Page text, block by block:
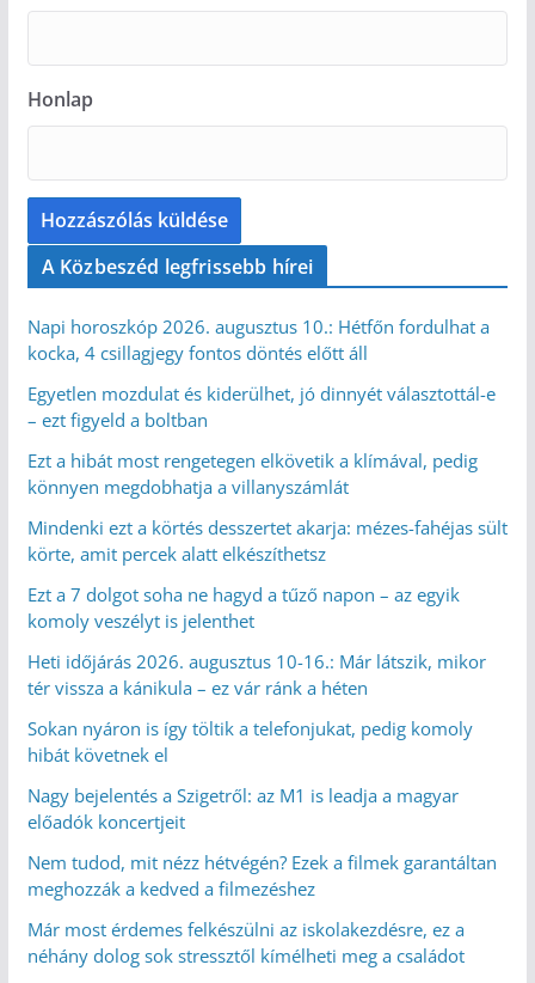
Honlap
A Közbeszéd legfrissebb hírei
Napi horoszkóp 2026. augusztus 10.: Hétfőn fordulhat a
kocka, 4 csillagjegy fontos döntés előtt áll
Egyetlen mozdulat és kiderülhet, jó dinnyét választottál-e
– ezt figyeld a boltban
Ezt a hibát most rengetegen elkövetik a klímával, pedig
könnyen megdobhatja a villanyszámlát
Mindenki ezt a körtés desszertet akarja: mézes-fahéjas sült
körte, amit percek alatt elkészíthetsz
Ezt a 7 dolgot soha ne hagyd a tűző napon – az egyik
komoly veszélyt is jelenthet
Heti időjárás 2026. augusztus 10-16.: Már látszik, mikor
tér vissza a kánikula – ez vár ránk a héten
Sokan nyáron is így töltik a telefonjukat, pedig komoly
hibát követnek el
Nagy bejelentés a Szigetről: az M1 is leadja a magyar
előadók koncertjeit
Nem tudod, mit nézz hétvégén? Ezek a filmek garantáltan
meghozzák a kedved a filmezéshez
Már most érdemes felkészülni az iskolakezdésre, ez a
néhány dolog sok stressztől kímélheti meg a családot